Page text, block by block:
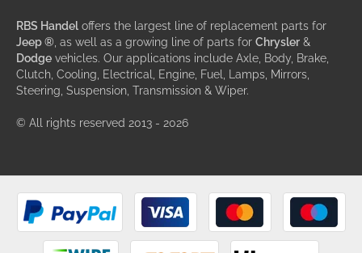
RBS Handel offers the largest line of replacement parts for
Jeep ® , as well as a growing line of parts for Chrysler &
Dodge vehicles. Our applications include Axle, Body, Brake,
Clutch, Cooling, Electrical, Engine, Fuel, Lamps, Mirrors,
Steering, Suspension, Transmission & Wiper.
© All rights reserved 2013 - 2026